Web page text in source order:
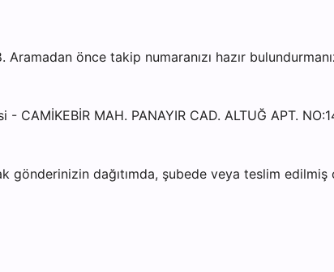
önce takip numaranızı hazır
MAH. PANAYIR CAD. ALTUĞ APT.
gönderinizin dağıtımda, şubede veya teslim edilmiş